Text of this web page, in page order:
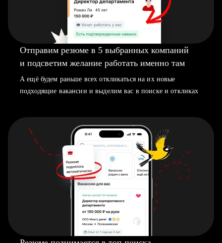
Отправим резюме в 5 выбранных компаний
и подсветим желание работать именно там
А ещё будем раньше всех откликаться на их новые
подходящие вакансии и выделим вас в поиске и откликах